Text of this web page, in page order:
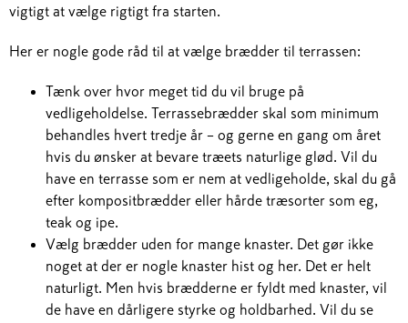
vigtigt at vælge rigtigt fra starten.
Her er nogle gode råd til at vælge brædder til terrassen:
Tænk over hvor meget tid du vil bruge på
vedligeholdelse. Terrassebrædder skal som minimum
behandles hvert tredje år – og gerne en gang om året
hvis du ønsker at bevare træets naturlige glød. Vil du
have en terrasse som er nem at vedligeholde, skal du gå
efter kompositbrædder eller hårde træsorter som eg,
teak og ipe.
Vælg brædder uden for mange knaster. Det gør ikke
noget at der er nogle knaster hist og her. Det er helt
naturligt. Men hvis brædderne er fyldt med knaster, vil
de have en dårligere styrke og holdbarhed. Vil du se